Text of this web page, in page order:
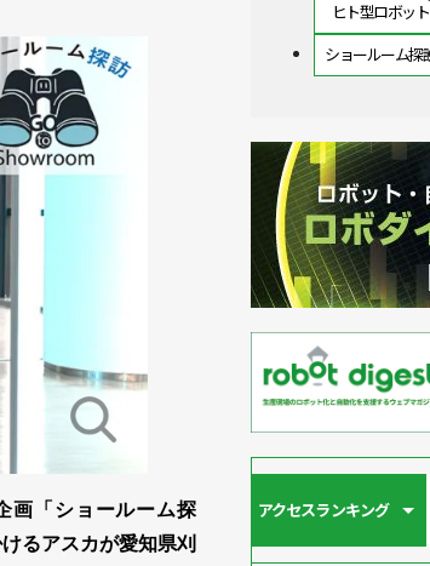
画「ショールーム探
るアスカが愛知県刈
ヒト型ロボット
ショールーム探
アクセスランキング